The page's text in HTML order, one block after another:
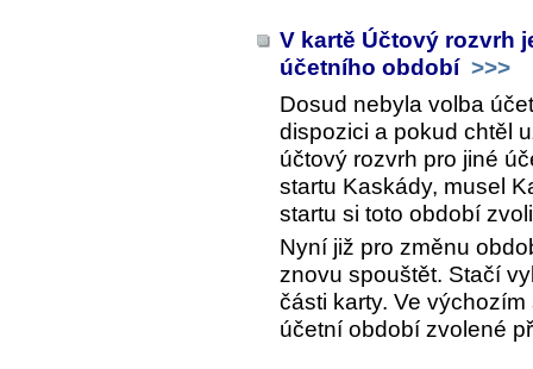
V kartě Účtový rozvrh
účetního období >>>
Dosud nebyla volba
dispozici a pokud chtěl
účtový rozvrh pro jiné
startu Kaskády, musel
startu si toto období
Nyní již pro změnu
znovu spouštět. Stačí
části karty. Ve
účetní období zvolené